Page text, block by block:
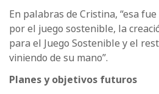
En palabras de Cristina, “esa
por el juego sostenible, la
para el Juego Sostenible y el
viniendo de su mano”.
Planes y objetivos futuros